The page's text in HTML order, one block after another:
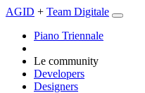
AGID + Team Digitale
Piano Triennale
Le community
Developers
Designers